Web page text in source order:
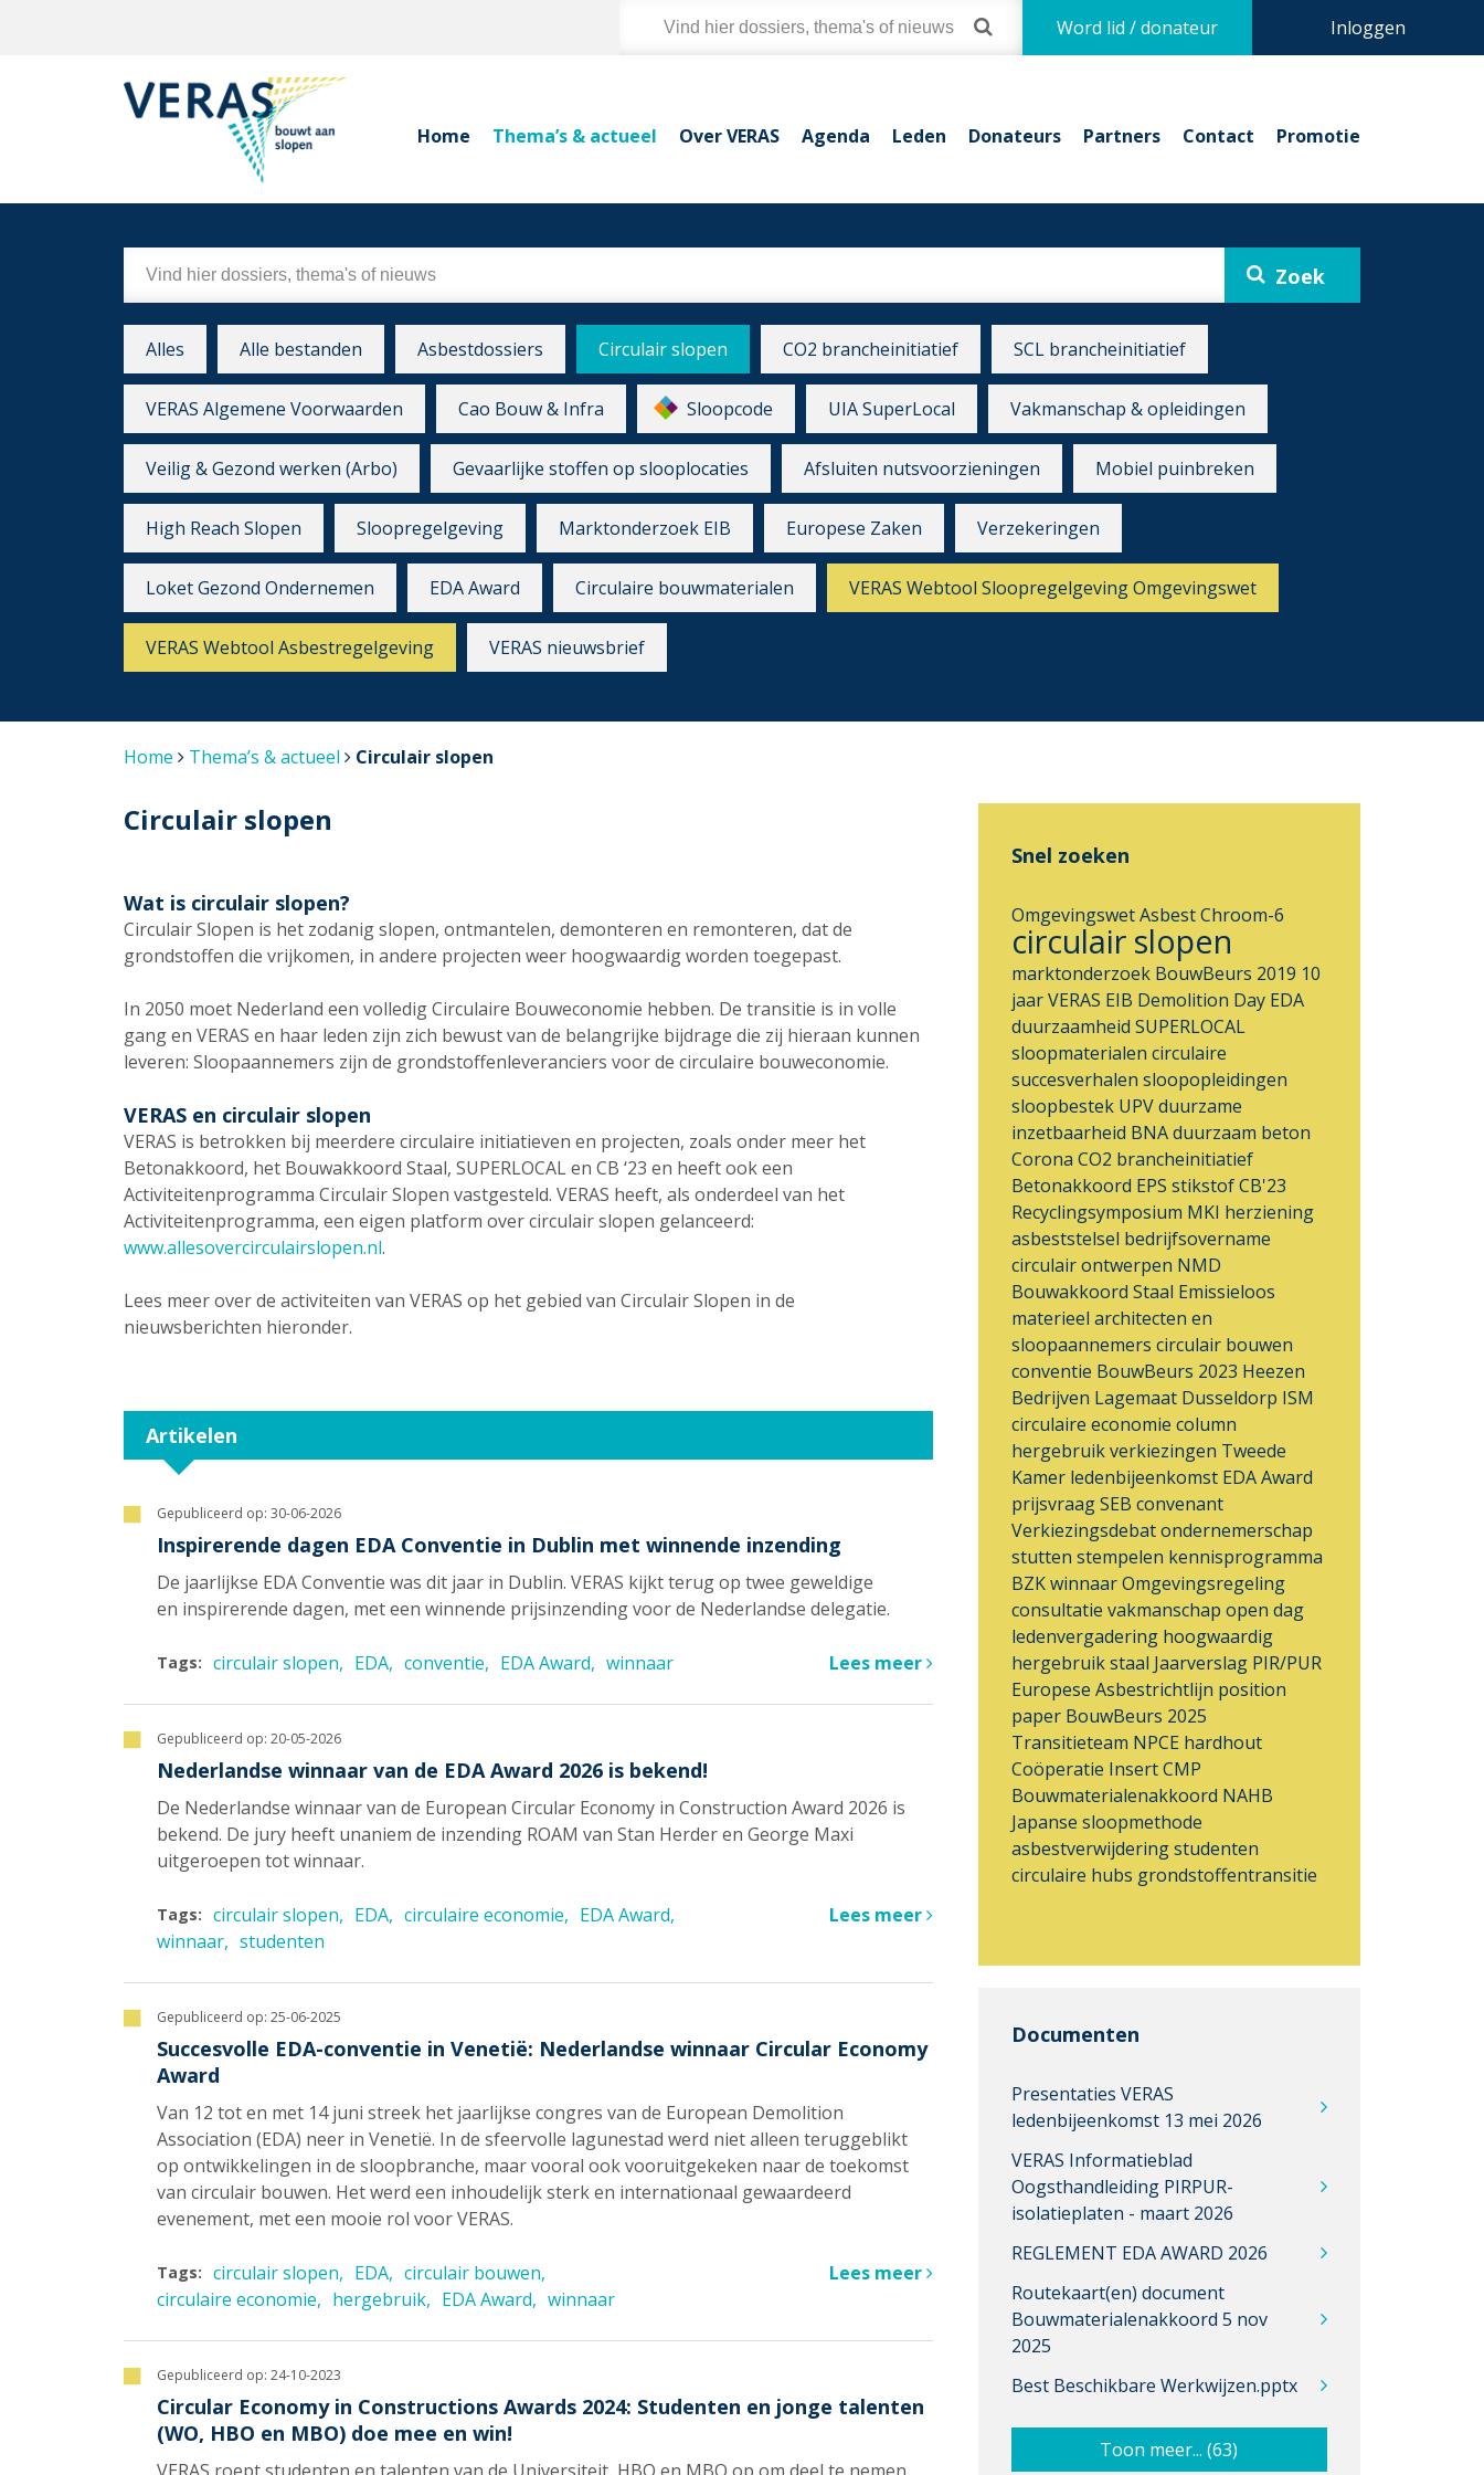
Inloggen
Word lid / donateur
Home Thema’s & actueel Over VERAS Agenda Leden Donateurs Partners Contact Promotie
Alles Alle bestanden Asbestdossiers Circulair slopen CO2 brancheinitiatief SCL brancheinitiatief
VERAS Algemene Voorwaarden Cao Bouw & Infra Sloopcode UIA SuperLocal Vakmanschap & opleidingen
Veilig & Gezond werken (Arbo) Gevaarlijke stoffen op slooplocaties Afsluiten nutsvoorzieningen Mobiel puinbreken
High Reach Slopen Sloopregelgeving Marktonderzoek EIB Europese Zaken Verzekeringen
Loket Gezond Ondernemen EDA Award Circulaire bouwmaterialen VERAS Webtool Sloopregelgeving Omgevingswet
VERAS Webtool Asbestregelgeving VERAS nieuwsbrief
Home Thema’s & actueel Circulair slopen
Circulair slopen
Wat is circulair slopen?
Circulair Slopen is het zodanig slopen, ontmantelen, demonteren en remonteren, dat de
grondstoffen die vrijkomen, in andere projecten weer hoogwaardig worden toegepast.
In 2050 moet Nederland een volledig Circulaire Bouweconomie hebben. De transitie is in volle
gang en VERAS en haar leden zijn zich bewust van de belangrijke bijdrage die zij hieraan kunnen
leveren: Sloopaannemers zijn de grondstoffenleveranciers voor de circulaire bouweconomie.
VERAS en circulair slopen
VERAS is betrokken bij meerdere circulaire initiatieven en projecten, zoals onder meer het
Betonakkoord, het Bouwakkoord Staal, SUPERLOCAL en CB ‘23 en heeft ook een
Activiteitenprogramma Circulair Slopen vastgesteld. VERAS heeft, als onderdeel van het
Activiteitenprogramma, een eigen platform over circulair slopen gelanceerd:
www.allesovercirculairslopen.nl.
Lees meer over de activiteiten van VERAS op het gebied van Circulair Slopen in de
nieuwsberichten hieronder.
Snel zoeken
OmgevingswetAsbestChroom-6
circulair slopen
marktonderzoek BouwBeurs 2019 10
jaar VERAS EIB Demolition Day EDA
duurzaamheid SUPERLOCAL
sloopmaterialen circulaire
succesverhalen sloopopleidingen
sloopbestek UPVduurzame
inzetbaarheid BNAduurzaam beton
Corona CO2 brancheinitiatief
Betonakkoord EPS stikstofCB'23
Recyclingsymposium MKI herziening
asbeststelsel bedrijfsovername
circulair ontwerpen NMD
Bouwakkoord Staal Emissieloos
materieel architecten en
sloopaannemers circulair bouwen
conventie BouwBeurs 2023 Heezen
Bedrijven Lagemaat Dusseldorp ISM
circulaire economie column
hergebruikverkiezingen Tweede
Kamer ledenbijeenkomst EDA Award
prijsvraagSEB convenant
Verkiezingsdebatondernemerschap
stutten stempelen kennisprogramma
BZKwinnaarOmgevingsregeling
consultatie vakmanschap open dag
ledenvergadering hoogwaardig
hergebruikstaal Jaarverslag PIR/PUR
Europese Asbestrichtlijn position
paper BouwBeurs 2025
Transitieteam NPCE hardhout
Coöperatie InsertCMP
Bouwmaterialenakkoord NAHB
Japanse sloopmethode
asbestverwijderingstudenten
circulaire hubs grondstoffentransitie
Artikelen
Gepubliceerd op: 30-06-2026
Inspirerende dagen EDA Conventie in Dublin met winnende inzending
De jaarlijkse EDA Conventie was dit jaar in Dublin. VERAS kijkt terug op twee geweldige
en inspirerende dagen, met een winnende prijsinzending voor de Nederlandse delegatie.
Tags: circulair slopen EDA conventie EDA Award winnaar Lees meer
Gepubliceerd op: 20-05-2026
Nederlandse winnaar van de EDA Award 2026 is bekend!
De Nederlandse winnaar van de European Circular Economy in Construction Award 2026 is
bekend. De jury heeft unaniem de inzending ROAM van Stan Herder en George Maxi
uitgeroepen tot winnaar.
Tags: circulair slopen EDA circulaire economie
EDA Award
winnaar
studenten
Lees meer
Gepubliceerd op: 25-06-2025
Succesvolle EDA-conventie in Venetië: Nederlandse winnaar Circular Economy
Award
Van 12 tot en met 14 juni streek het jaarlijkse congres van de European Demolition
Association (EDA) neer in Venetië. In de sfeervolle lagunestad werd niet alleen teruggeblikt
op ontwikkelingen in de sloopbranche, maar vooral ook vooruitgekeken naar de toekomst
van circulair bouwen. Het werd een inhoudelijk sterk en internationaal gewaardeerd
evenement, met een mooie rol voor VERAS.
Tags: circulair slopen EDA
circulair bouwen
circulaire economie
hergebruik EDA Award winnaar
Lees meer
Gepubliceerd op: 24-10-2023
Circular Economy in Constructions Awards 2024: Studenten en jonge talenten
(WO, HBO en MBO) doe mee en win!
Documenten
Presentaties VERAS
ledenbijeenkomst 13 mei 2026
VERAS Informatieblad
Oogsthandleiding PIRPUR-
isolatieplaten - maart 2026
REGLEMENT EDA AWARD 2026
Routekaart(en) document
Bouwmaterialenakkoord 5 nov
2025
Best Beschikbare Werkwijzen.pptx
Toon meer... (63)